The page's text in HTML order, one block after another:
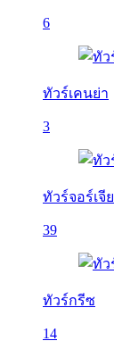
6
ทัวร์เคนย่า
3
ทัวร์จอร์เจีย
39
ทัวร์กรีซ
14